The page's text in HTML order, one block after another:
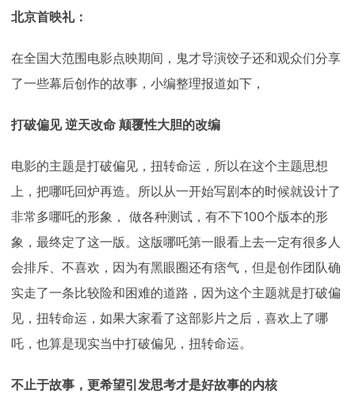
北京首映礼：
在全国大范围电影点映期间，鬼才导演饺子还和观众们分享
了一些幕后创作的故事，小编整理报道如下，
打破偏见 逆天改命 颠覆性大胆的改编
电影的主题是打破偏见，扭转命运，所以在这个主题思想
上，把哪吒回炉再造。所以从一开始写剧本的时候就设计了
非常多哪吒的形象， 做各种测试，有不下100个版本的形
象，最终定了这一版。这版哪吒第一眼看上去一定有很多人
会排斥、不喜欢，因为有黑眼圈还有痞气，但是创作团队确
实走了一条比较险和困难的道路，因为这个主题就是打破偏
见，扭转命运，如果大家看了这部影片之后，喜欢上了哪
吒，也算是现实当中打破偏见，扭转命运。
不止于故事，更希望引发思考才是好故事的内核